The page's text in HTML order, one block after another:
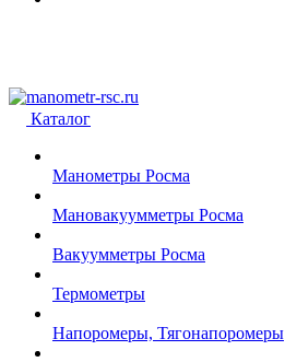
Каталог
Манометры Росма
Мановакуумметры Росма
Вакуумметры Росма
Термометры
Напоромеры, Тягонапоромеры